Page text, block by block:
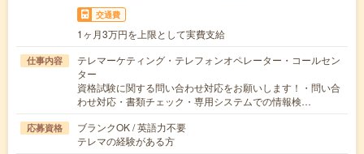
交通費
1ヶ月3万円を上限として実費支給
仕事内容
テレマーケティング・テレフォンオペレーター・コールセン
ター
資格試験に関する問い合わせ対応をお願いします！・問い合
わせ対応・書類チェック・専用システムでの情報検…
応募資格
ブランクOK / 英語力不要
テレマの経験がある方